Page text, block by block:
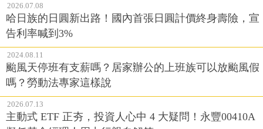
2026.07.08
哈日族的日圓新出路！國內首張日圓計價終身壽險，宣
告利率喊到3%
2024.08.11
颱風天停班有支薪嗎？居家辦公的上班族可以放颱風假
嗎？勞動法專家這樣說
2026.07.13
主動式 ETF 正夯，投資人心中 4 大疑問！永豐00410A